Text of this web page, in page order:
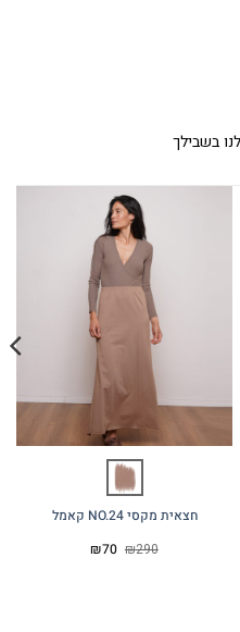
בשבילך
חצאית מקסי NO.24 קאמל
₪290 המחיר
₪70 המחיר